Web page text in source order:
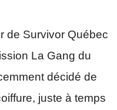
de Survivor Québec
La Gang du
décidé de
juste à temps